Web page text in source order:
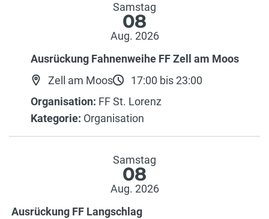
Samstag
08
Aug. 2026
Ausrückung Fahnenweihe FF Zell am Moos
Zell am Moos
17:00 bis 23:00
Organisation: FF St. Lorenz
Kategorie: Organisation
Samstag
08
Aug. 2026
Ausrückung FF Langschlag